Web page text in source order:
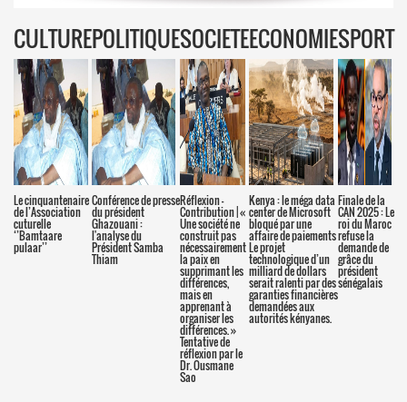
CULTUREPOLITIQUESOCIETEECONOMIESPORT
Le cinquantenaire
de l’Association
cuturelle
‘’Bamtaare
pulaar’’
Conférence de presse
du président
Ghazouani :
l'analyse du
Président Samba
Thiam
Réflexion –
Contribution | «
Une société ne
construit pas
nécessairement
la paix en
supprimant les
différences,
mais en
apprenant à
organiser les
différences. »
Tentative de
réflexion par le
Dr. Ousmane
Sao
Kenya : le méga data
center de Microsoft
bloqué par une
affaire de paiements
Le projet
technologique d’un
milliard de dollars
serait ralenti par des
garanties financières
demandées aux
autorités kényanes.
Finale de la
CAN 2025 : Le
roi du Maroc
refuse la
demande de
grâce du
président
sénégalais